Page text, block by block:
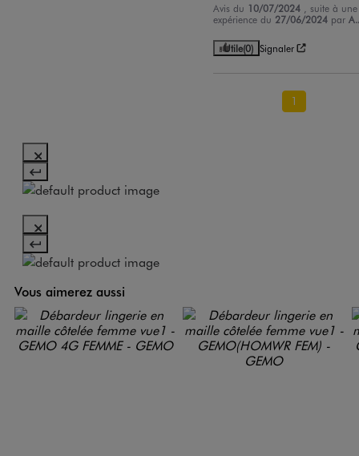
Avis du 10/07/2024
, suite à une
expérience du 27/06/2024 par
Utile(0) Signaler
1
Vous aimerez aussi